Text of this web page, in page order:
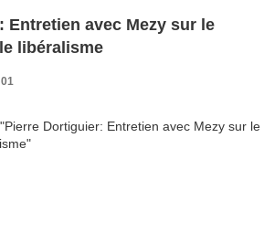
Entretien avec Mezy sur le
libéralisme